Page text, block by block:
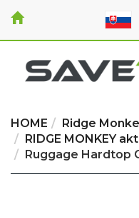
HOME
Ridge
RIDGE MONKEY
Ruggage Hardtop